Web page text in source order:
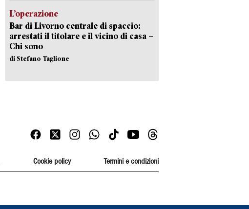
L’operazione
Bar di Livorno centrale di spaccio:
arrestati il titolare e il vicino di casa –
Chi sono
di Stefano Taglione
Cookie policy Termini e condizioni